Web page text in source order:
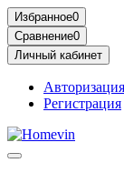
Избранное0
Сравнение0
Личный кабинет
Авторизация
Регистрация